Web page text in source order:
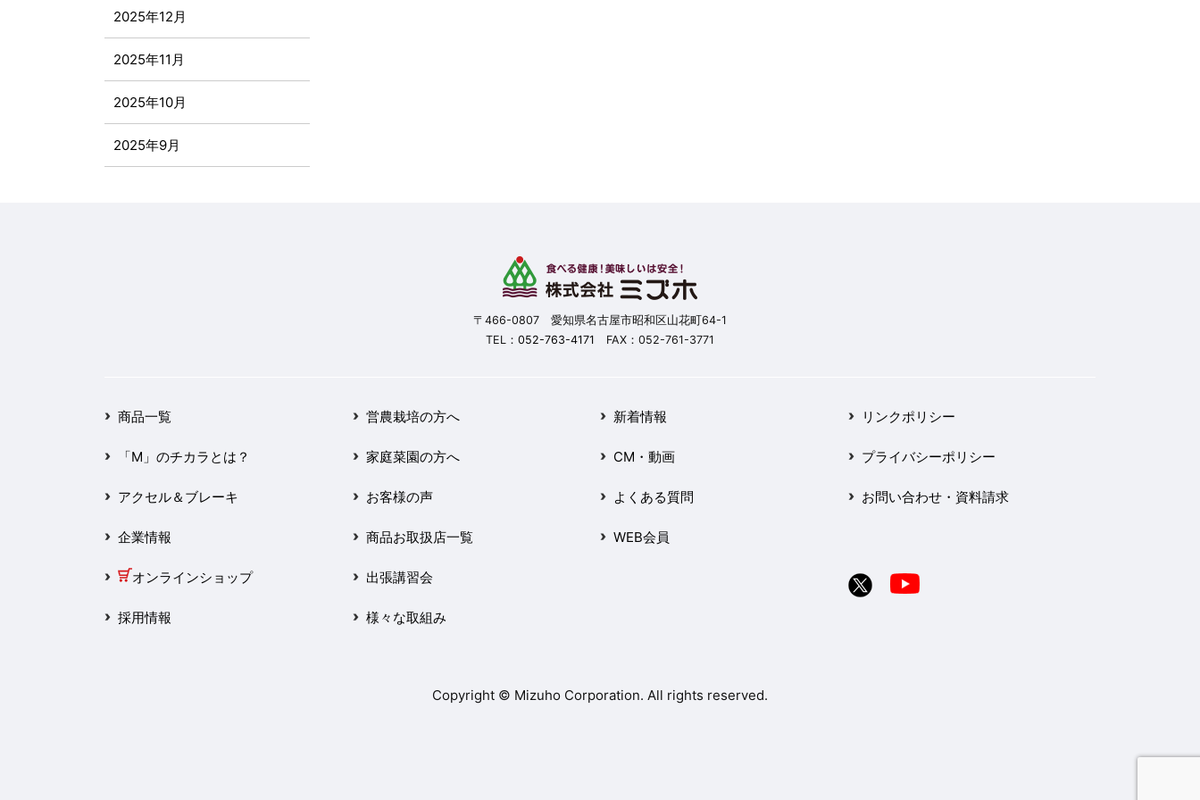
2025年12月
2025年11月
2025年10月
2025年9月
2025年1月
2024年12月
2024年11月
2024年10月
〒466-0807 愛知県名古屋市昭和区山花町64-1
TEL： 052-763-4171 FAX：052-761-3771
商品一覧
「M」のチカラとは？
アクセル＆ブレーキ
企業情報
オンラインショップ
採用情報
営農栽培の方へ
家庭菜園の方へ
お客様の声
商品お取扱店一覧
出張講習会
様々な取組み
新着情報
CM・動画
よくある質問
WEB会員
リンクポリシー
プライバシーポリシー
お問い合わせ・資料請求
Copyright © Mizuho Corporation. All rights reserved.